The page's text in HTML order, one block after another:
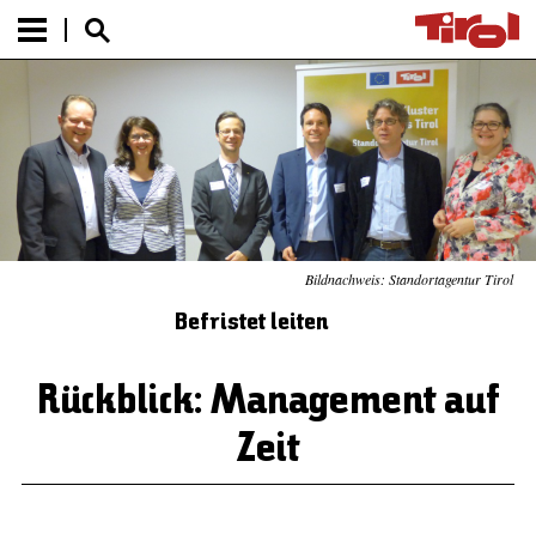
Bildnachweis: Standortagentur Tirol
Befristet leiten
Rückblick: Management auf
Zeit